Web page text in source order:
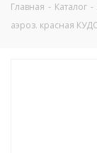
Главная - Каталог -
аэроз. красная